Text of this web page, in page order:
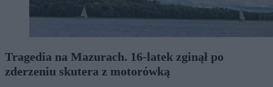
Tragedia na Mazurach. 16-latek zginął po
zderzeniu skutera z motorówką